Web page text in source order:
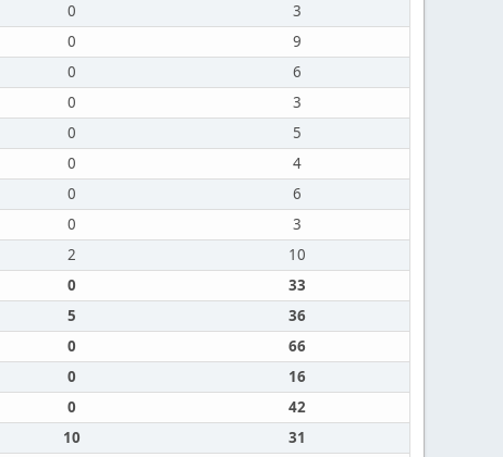
0
3
0
9
0
6
0
3
0
5
0
4
0
6
0
3
2
10
0
33
5
36
0
66
0
16
0
42
10
31